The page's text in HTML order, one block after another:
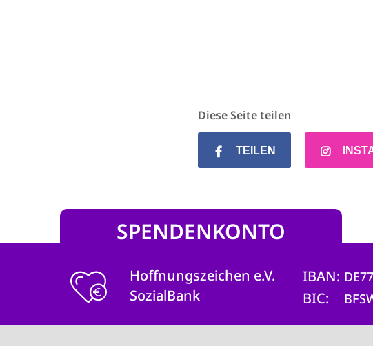
Diese Seite teilen
TEILEN
SPENDENKONTO
Hoffnungszeichen e.V.
SozialBank
IBAN
BIC